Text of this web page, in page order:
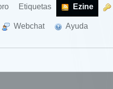
Etiquetas Ezine
Webchat Ayuda